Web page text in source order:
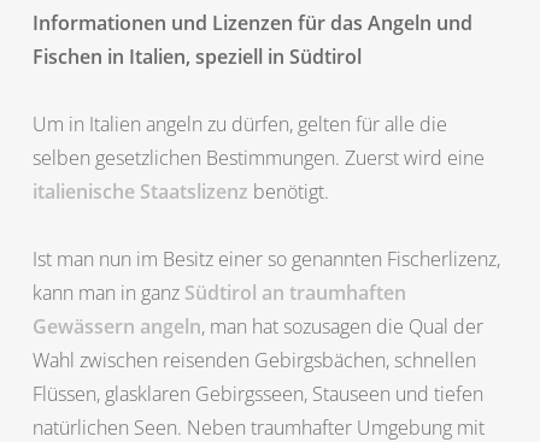
Informationen und Lizenzen für das Angeln und
Fischen in Italien, speziell in Südtirol
Um in Italien angeln zu dürfen, gelten für alle die
selben gesetzlichen Bestimmungen. Zuerst wird eine
italienische Staatslizenz benötigt.
Ist man nun im Besitz einer so genannten Fischerlizenz,
kann man in ganz Südtirol an traumhaften
Gewässern angeln, man hat sozusagen die Qual der
Wahl zwischen reisenden Gebirgsbächen, schnellen
Flüssen, glasklaren Gebirgsseen, Stauseen und tiefen
natürlichen Seen. Neben traumhafter Umgebung mit